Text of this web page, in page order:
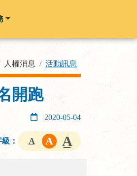
人權消息 活動訊息
開跑
2020-05-04
：